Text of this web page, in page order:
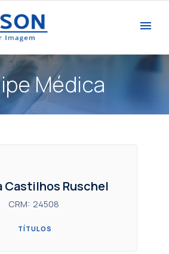
Médica
Castilhos Ruschel
CRM: 24508
TÍTULOS